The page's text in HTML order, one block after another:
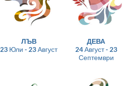
ЛЪВ
23 Юли - 23 Август
ДЕВА
24 Август - 23
Септември